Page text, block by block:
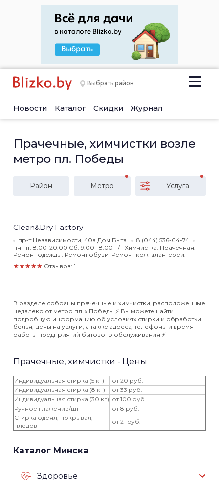
Выбрать район
Новости Каталог Скидки Журнал
Прачечные, химчистки возле
метро пл. Победы
Район Метро Услуга
Clean&Dry Factory
пр-т Независимости, 40а Дом Быта
8 (044) 536-04-74
пн-пт: 8:00-20:00 Сб: 9:00-18:00
Химчистка. Прачечная.
Ремонт одежды. Ремонт обуви. Ремонт кожгалантереи.
★★★★★ Отзывов: 1
В разделе собраны прачечные и химчистки, расположенные
недалеко от метро пл ⭐️ Победы ⚡️ Вы можете найти
подробную информацию об условиях стирки и обработки
белья, цены на услуги, а также адреса, телефоны и время
работы предприятий бытового обслуживания ⚡️
Прачечные, химчистки - Цены
Индивидуальная стирка (5 кг)
от 20 руб.
Индивидуальная стирка (8 кг)
от 33 руб.
Индивидуальная стирка (30 кг) от 100 руб.
Ручное глажение/шт
от 8 руб.
Стирка одеял, покрывал,
пледов
от 21 руб.
Каталог Минска
Здоровье